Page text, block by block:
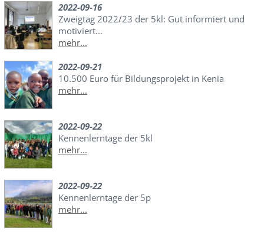
2022-09-16
Zweigtag 2022/23 der 5kl: Gut informiert und
motiviert...
mehr...
2022-09-21
10.500 Euro für Bildungsprojekt in Kenia
mehr...
2022-09-22
Kennenlerntage der 5kl
mehr...
2022-09-22
Kennenlerntage der 5p
mehr...